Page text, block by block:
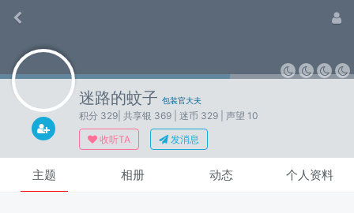
迷路的蚊子 包装官大夫
积分 329 | 共享银 369 | 迷币 329
| 声望 10
收听TA
发消息
主题 相册 动态 个人资料